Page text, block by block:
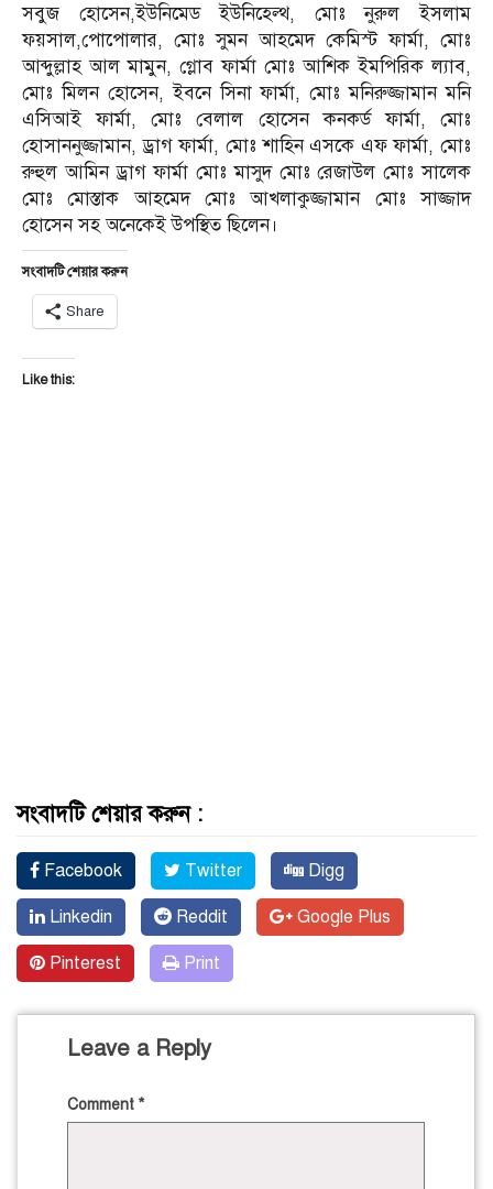
সবুজ হোসেন,ইউনিমেড ইউনিহেল্থ, মোঃ নুরুল ইসলাম
ফয়সাল,পোপোলার, মোঃ সুমন আহমেদ কেমিস্ট ফার্মা, মোঃ
আব্দুল্লাহ আল মামুন, গ্লোব ফার্মা মোঃ আশিক ইমপিরিক ল্যাব,
মোঃ মিলন হোসেন, ইবনে সিনা ফার্মা, মোঃ মনিরুজ্জামান মনি
এসিআই ফার্মা, মোঃ বেলাল হোসেন কনকর্ড ফার্মা, মোঃ
হোসাননুজ্জামান, ড্রাগ ফার্মা, মোঃ শাহিন এসকে এফ ফার্মা, মোঃ
রুহুল আমিন ড্রাগ ফার্মা মোঃ মাসুদ মোঃ রেজাউল মোঃ সালেক
মোঃ মোস্তাক আহমেদ মোঃ আখলাকুজ্জামান মোঃ সাজ্জাদ
হোসেন সহ অনেকেই উপস্থিত ছিলেন।
সংবাদটি শেয়ার করুন
Share
Like this:
সংবাদটি শেয়ার করুন :
Facebook Twitter Digg
Linkedin Reddit Google Plus
Pinterest Print
Leave a Reply
Comment *